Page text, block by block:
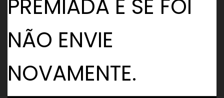
PREMIADA E SE FOI
NÃO ENVIE
NOVAMENTE.